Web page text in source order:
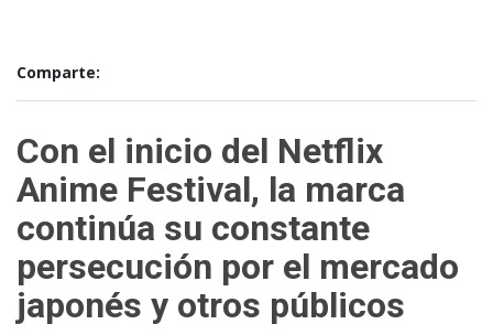
Comparte:
Con el inicio del Netflix
Anime Festival, la marca
continúa su constante
persecución por el mercado
japonés y otros públicos